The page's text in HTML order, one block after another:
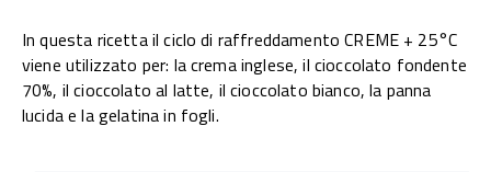
In questa ricetta il ciclo di raffreddamento CREME + 25°C
viene utilizzato per: la crema inglese, il cioccolato fondente
70%, il cioccolato al latte, il cioccolato bianco, la panna
lucida e la gelatina in fogli.